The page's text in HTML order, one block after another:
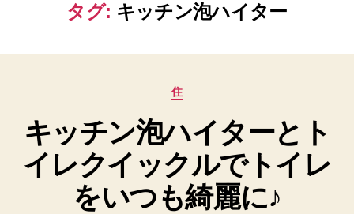
タグ: キッチン泡ハイター
カ
ゴ
リ
ー
住
キッチン泡ハイターとト
イレクイックルでトイレ
をいつも綺麗に♪